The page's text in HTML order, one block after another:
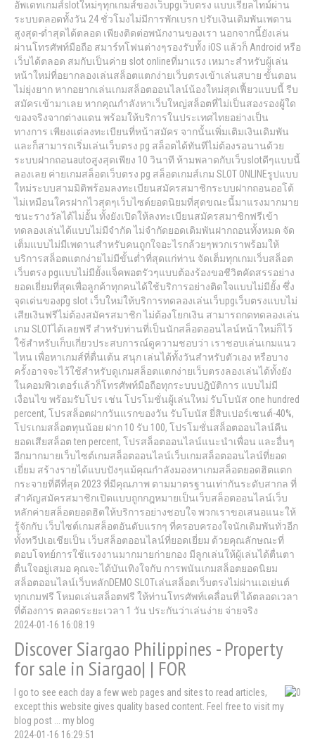
อัพเดทเกมส์slotใหม่ๆทุกเกมส์ของเว็บpgเว็บตรง แบบเรียลไทม์ผ่าน
ระบบตลอดทั้งวัน 24 ชั่วโมงไม่มีการพักเบรก ปรับเงินเดิมพันเพดาน
สูงสุด-ต่ำสุดได้ตลอด เพียงติดต่อพนักงานของเรา นอกจากนี้ยังเล่น
ผ่านโทรศัพท์มือถือ สมาร์ทโฟนต่างๆรองรับทั้ง iOS แล้วก็ Android หรือ
เว็บได้ตลอด สมกับเป็นค่าย slot onlineที่มาแรง เหมาะสำหรับผู้เล่น
หน้าใหม่ที่อยากลองเล่นสล็อตแตกง่ายเว็บตรงเข้าเล่นสบาย ขั้นตอน
ไม่ยุ่งยาก หากอยากเล่นเกมสล็อตออนไลน์น้องใหม่สุดเฟี้ยวแบบนี้ รีบ
สมัครเข้ามาเลย หากคุณกำลังหาเว็บใหญ่สล็อตที่ไม่เป็นสองรองผู้ใด
ของจริงจากต่างแดน พร้อมให้บริการในประเทศไทยอย่างเป็น
ทางการ เพียงแต่ลงทะเบียนที่หน้าสมัคร จากนั้นเพิ่มเติมเงินเดิมพัน
และก็สามารถเริ่มเล่นเว็บตรง pg สล็อตได้ทันทีไม่ต้องรอนานด้วย
ระบบฝากถอนautoสูงสุดเพียง 10 วินาที ห้ามพลาดกับเว็บslotดีๆแบบนี้
ลองเลย ค่ายเกมสล็อตเว็บตรง pg สล็อตเกมส์เกม SLOT ONLINEรูปแบบ
ใหม่ระบบสามมิติพร้อมลงทะเบียนสมัครสมาชิกระบบฝากถอนออโต้
ไม่เหมือนใครฝากไวสุดๆเว็บไซต์ยอดนิยมที่สุดขณะนี้มาแรงมากมาย
ชนะรางวัลได้ไม่อั้น ทั้งยังเปิดให้ลงทะเบียนสมัครสมาชิกฟรีเข้า
ทดลองเล่นได้แบบไม่มีจำกัด ไม่จำกัดยอดเดิมพันฝากถอนทั้งหมด จัด
เต็มแบบไม่มีเพดานสำหรับคนถูกใจอะไรกล้วยๆพวกเราพร้อมให้
บริการสล็อตแตกง่ายไม่มีขั้นต่ำที่สุดแก่ท่าน จัดเต็มทุกเกมเว็บสล็อต
เว็บตรง pgแบบไม่มียั้งแจ็คพอตรัวๆแบบต้องร้องขอชีวิตคัดสรรอย่าง
ยอดเยี่ยมที่สุดเพื่อลูกค้าทุกคนได้ใช้บริการอย่างติดใจแบบไม่มียั้ง ซึ่ง
จุดเด่นของpg slot เว็บใหม่ให้บริการทดลองเล่นเว็บpgเว็บตรงแบบไม่
เสียเงินฟรีไม่ต้องสมัครสมาชิก ไม่ต้องโยกเงิน สามารถกดทดลองเล่น
เกม SLOTได้เลยฟรี สำหรับท่านที่เป็นนักสล็อตออนไลน์หน้าใหม่ก็ไว้
ใช้สำหรับเก็บเกี่ยวประสบการณ์ดูความชอบว่า เราชอบเล่นเกมแนว
ไหน เพื่อหาเกมส์ที่ตื่นเต้น สนุก เล่นได้ทั้งวันสำหรับตัวเอง หรือบาง
ครั้งอาจจะไว้ใช้สำหรับดูเกมสล็อตแตกง่ายเว็บตรงลองเล่นได้ทั้งยัง
ในคอมพิวเตอร์แล้วก็โทรศัพท์มือถือทุกระบบปฎิบัติการ แบบไม่มี
เงื่อนไข พร้อมรับโปร เช่น โปรโมชั่นผู้เล่นใหม่ รับโบนัส one hundred
percent, โปรสล็อตฝากวันแรกของวัน รับโบนัส ยี่สิบเปอร์เซนต์-40%,
โปรเกมสล็อตทุนน้อย ฝาก 10 รับ 100, โปรโมชั่นสล็อตออนไลน์คืน
ยอดเสียสล็อต ten percent, โปรสล็อตออนไลน์แนะนำเพื่อน และอื่นๆ
อีกมากมายเว็บไซต์เกมสล็อตออนไลน์เว็บเกมสล็อตออนไลน์ที่ยอด
เยี่ยม สร้างรายได้แบบปังๆแม้คุณกำลังมองหาเกมสล็อตยอดฮิตแตก
กระจายที่ดีที่สุด 2023 ที่มีคุณภาพ ตามมาตรฐานเท่ากันระดับสากล ที่
สำคัญสมัครสมาชิกเปิดแบบถูกกฎหมายเป็นเว็บสล็อตออนไลน์เว็บ
หลักค่ายสล็อตยอดฮิตให้บริการอย่างชอบใจ พวกเราขอเสนอแนะให้
รู้จักกับ เว็บไซต์เกมสล็อตอันดับแรกๆ ที่ครอบครองใจนักเดิมพันทั่วอีก
ทั้งทวีปเอเชียเป็น เว็บสล็อตออนไลน์ที่ยอดเยี่ยม ด้วยคุณลักษณะที่
ตอบโจทย์การใช้แรงงานมากมายก่ายกอง มีลูกเล่นให้ผู้เล่นได้ตื่นตา
ตื่นใจอยู่เสมอ คุณจะได้บันเทิงใจกับ การพนันเกมสล็อตยอดนิยม
สล็อตออนไลน์เว็บหลักDEMO SLOTเล่นสล็อตเว็บตรงไม่ผ่านเอเย่นต์
ทุกเกมฟรี โหมดเล่นสล็อตฟรี ให้ท่านโทรศัพท์เคลื่อนที่ ได้ตลอดเวลา
ที่ต้องการ ตลอดระยะเวลา 1 วัน ประกันว่าเล่นง่าย จ่ายจริง
2024-01-16 16:08:19
Discover Siargao Philippines - Property
for sale in Siargao| | FOR
I go to see each day a few web pages and sites to read articles,
except this website gives quality based content. Feel free to visit my
blog post ... my blog
2024-01-16 16:29:51